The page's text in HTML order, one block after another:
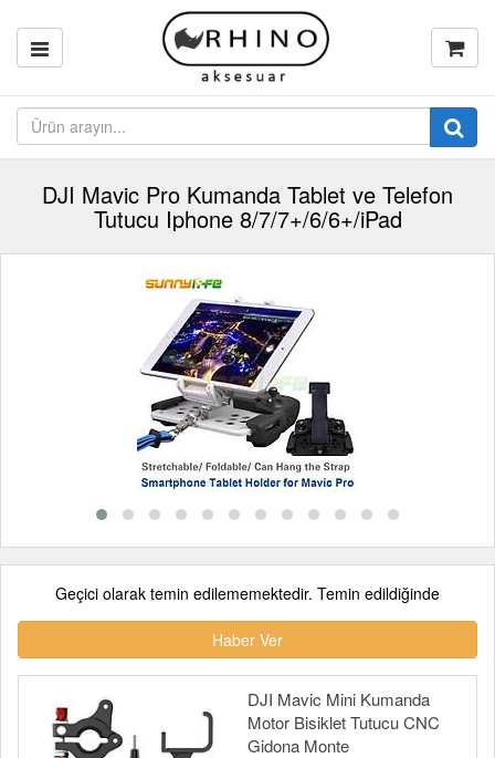
DJI Mavic Pro Kumanda Tablet ve Telefon
Tutucu Iphone 8/7/7+/6/6+/iPad
Geçici olarak temin edilememektedir. Temin edildiğinde
Haber Ver
DJI Mavic Mini Kumanda
Motor Bisiklet Tutucu CNC
Gidona Monte